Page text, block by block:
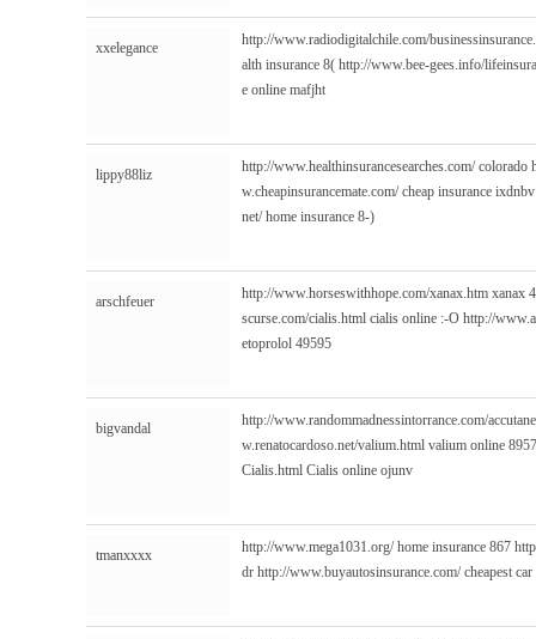
xxelegance
http://www.radiodigitalchile.com/
alth insurance 8( http://www.bee-gees.info/
e online mafjht
lippy88liz http://www.healthinsurancesearches.com/colorado
w.cheapinsurancemate.com/cheap insurance
net/home insurance 8-)
arschfeuer http://www.horseswithhope.com/xanax.htm xanax
scurse.com/cialis.html cialis online :-O http://
etoprolol 49595
bigvandal
http://www.randommadnessintorrance.com/
w.renatocardoso.net/valium.html valium online
Cialis.html Cialis online ojunv
tmanxxxx http://www.mega1031.org/home insurance 867
dr http://www.buyautosinsurance.com/cheapest